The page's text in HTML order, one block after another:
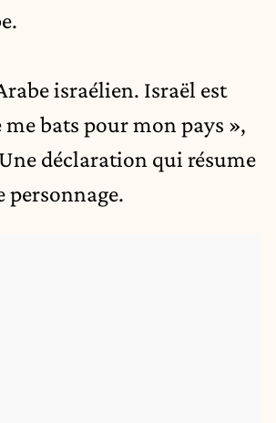
israélien. Israël est
me bats pour mon pays »,
déclaration qui résume
personnage.